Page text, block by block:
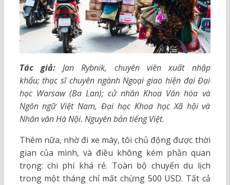
Tác giả:Jan Rybnik, chuyên viên xuất nhập
khẩu; thạc sĩ chuyên ngành Ngoại giao hiện đại Đại
học Warsaw (Ba Lan); cử nhân Khoa Văn hóa và
Ngôn ngữ Việt Nam, Đại học Khoa học Xã hội và
Nhân văn Hà Nội. Nguyên bản tiếng Việt.
Thêm nữa, nhờ đi xe máy, tôi chủ động được thời
gian của mình, và điều không kém phần quan
trọng: chi phí khá rẻ. Toàn bộ chuyến du lịch
trong một tháng chỉ mất chừng 500 USD. Tất cả